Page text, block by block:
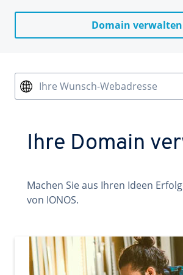
Domain verwalten
Ihre Wunsch-Webadresse
Ihre Domain
Machen Sie aus Ihren Ideen
von IONOS.